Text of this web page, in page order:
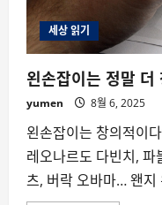
세상 읽기
왼손잡이는 정말 더
yumen 8월 6, 2025
왼손잡이는 창의적이
레오나르도 다빈치, 파
츠, 버락 오바마… 왠지